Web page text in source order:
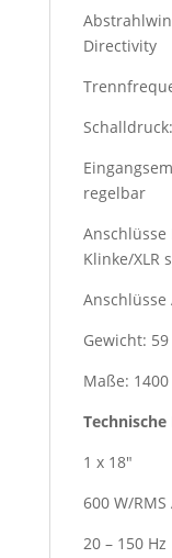
Directivity
regelbar
Klinke/XLR
Anschlüsse
Gewicht: 59
Maße:
1 x 18″
600 W/RMS
20 – 150 Hz